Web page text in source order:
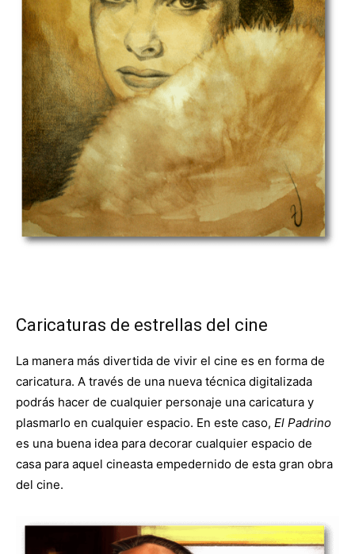
Caricaturas de estrellas del cine
La manera más divertida de vivir el cine es en forma de
caricatura. A través de una nueva técnica digitalizada
podrás hacer de cualquier personaje una caricatura y
plasmarlo en cualquier espacio. En este caso, El Padrino
es una buena idea para decorar cualquier espacio de
casa para aquel cineasta empedernido de esta gran obra
del cine.